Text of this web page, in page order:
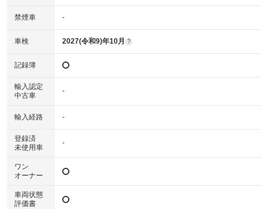
禁煙車 -
車検 2027(令和9)年10月 ?
記録簿
輸入認定
中古車
-
輸入経路 -
登録済
未使用車
-
ワン
オーナー
車両状態
評価書